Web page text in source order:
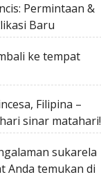
Permintaan &
Baru
ke tempat
Filipina –
sinar matahari!
sukarela
Anda temukan di